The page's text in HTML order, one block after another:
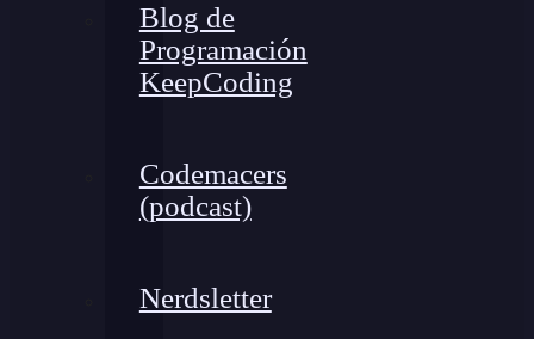
Blog de
Programación
KeepCoding
Codemacers
(podcast)
Nerdsletter